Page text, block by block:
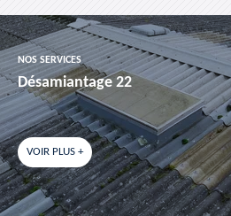
NOS SERVICES
Désamiantage 22
VOIR PLUS +